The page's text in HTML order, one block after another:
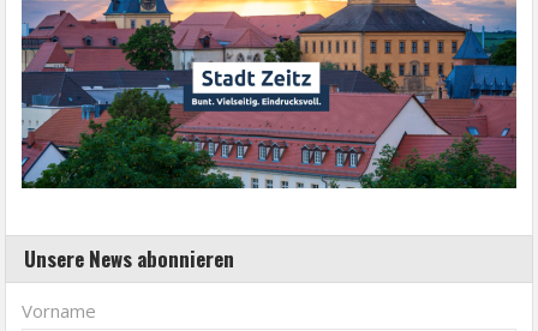
Unsere News abonnieren
Vorname